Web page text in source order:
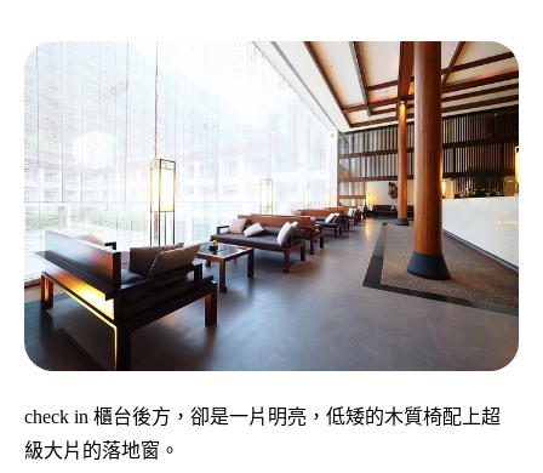
check in 櫃台後方，卻是一片明亮，低矮的木質椅配上超
級大片的落地窗。